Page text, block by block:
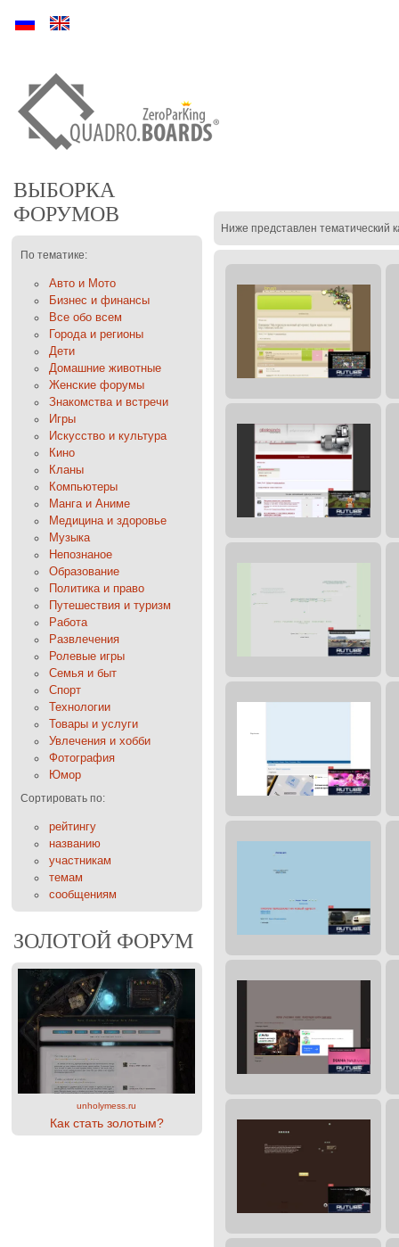
Ру En
ВЫБОРКА
ФОРУМОВ
По тематике:
Авто и Мото
Бизнес и финансы
Все обо всем
Города и регионы
Дети
Домашние животные
Женские форумы
Знакомства и встречи
Игры
Искусство и культура
Кино
Кланы
Компьютеры
Манга и Аниме
Медицина и здоровье
Музыка
Непознаное
Образование
Политика и право
Путешествия и туризм
Работа
Развлечения
Ролевые игры
Семья и быт
Спорт
Технологии
Товары и услуги
Увлечения и хобби
Фотография
Юмор
Сортировать по:
рейтингу
названию
участникам
темам
сообщениям
ЗОЛОТОЙ ФОРУМ
unholymess.ru
Как стать золотым?
Ниже представлен тематический